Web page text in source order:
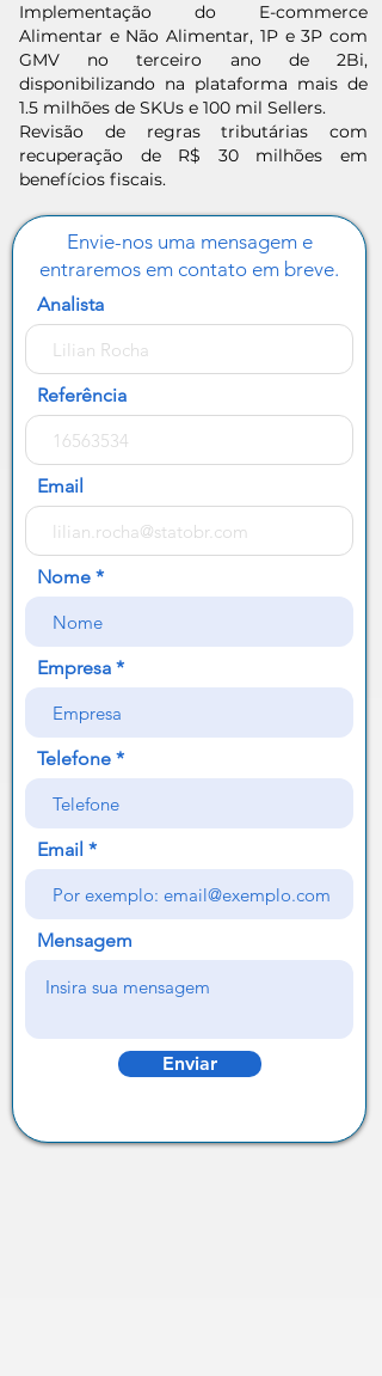
Implementação do E-commerce
Alimentar e Não Alimentar, 1P e 3P com
GMV no terceiro ano de 2Bi,
disponibilizando na plataforma mais de
1.5 milhões de SKUs e 100 mil Sellers.
Revisão de regras tributárias com
recuperação de R$ 30 milhões em
benefícios fiscais.
Envie-nos uma mensagem e
entraremos em contato em breve.
Analista
Referência
Email
Nome
Empresa
Telefone
Email
Mensagem
Enviar